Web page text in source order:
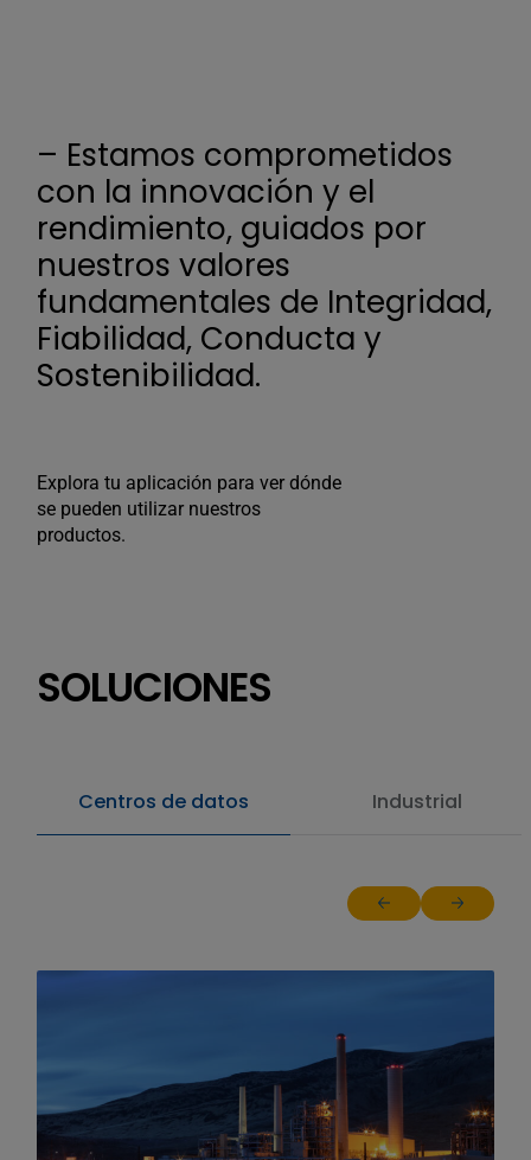
– Estamos comprometidos
con la innovación y el
rendimiento, guiados por
nuestros valores
fundamentales de Integridad,
Fiabilidad, Conducta y
Sostenibilidad.
Explora tu aplicación para ver dónde
se pueden utilizar nuestros
productos.
SOLUCIONES
Centros de datos Industrial
Return to previous
Jump to